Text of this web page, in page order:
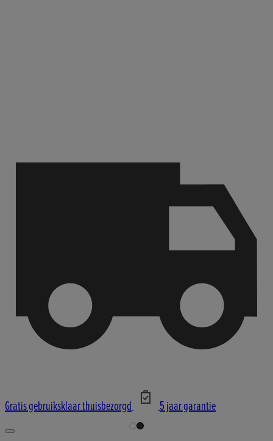
Gratis gebruiksklaar thuisbezorgd 5 jaar garantie